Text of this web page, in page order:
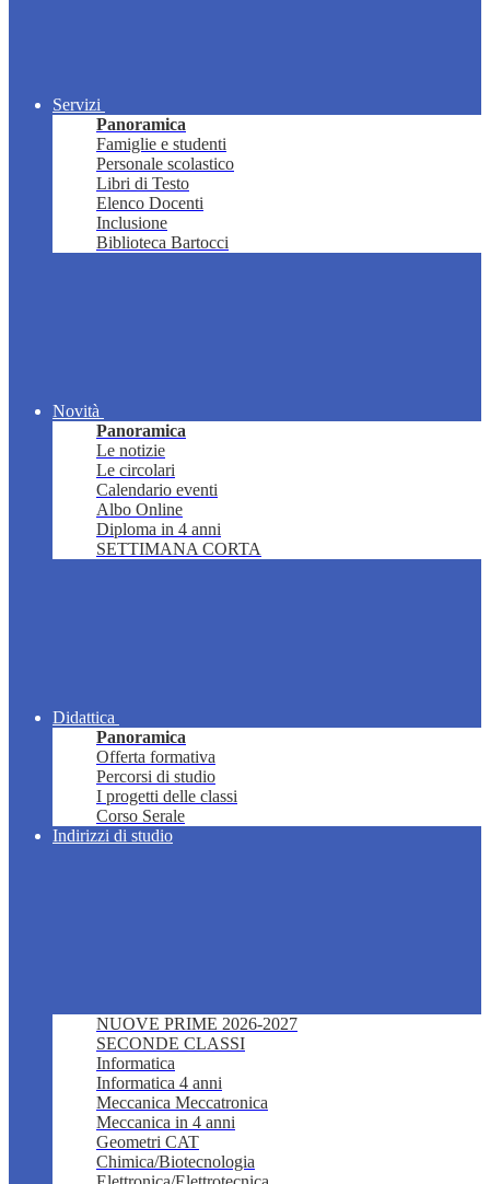
Servizi
Panoramica
Famiglie e studenti
Personale scolastico
Libri di Testo
Elenco Docenti
Inclusione
Biblioteca Bartocci
Novità
Panoramica
Le notizie
Le circolari
Calendario eventi
Albo Online
Diploma in 4 anni
SETTIMANA CORTA
Didattica
Panoramica
Offerta formativa
Percorsi di studio
I progetti delle classi
Corso Serale
Indirizzi di studio
NUOVE PRIME 2026-2027
SECONDE CLASSI
Informatica
Informatica 4 anni
Meccanica Meccatronica
Meccanica in 4 anni
Geometri CAT
Chimica/Biotecnologia